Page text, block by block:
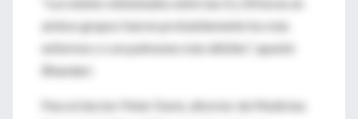
ambos grupos fueron probablemente los más
enfermos o con pulmones más débiles", apuntó
Bhandari.
Para el doctor Peter Davis, director de Medicina